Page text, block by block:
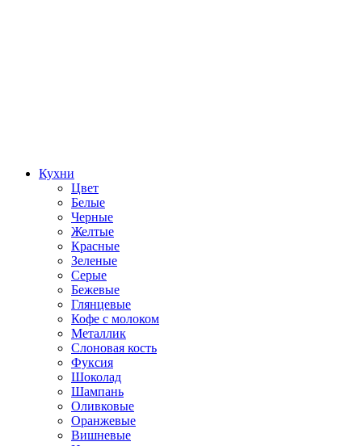
Кухни
Цвет
Белые
Черные
Желтые
Красные
Зеленые
Серые
Бежевые
Глянцевые
Кофе с молоком
Металлик
Слоновая кость
Фуксия
Шоколад
Шампань
Оливковые
Оранжевые
Вишневые